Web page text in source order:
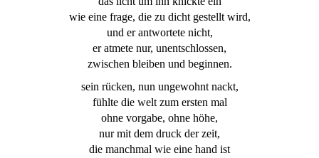
wie eine frage, die zu dicht gestellt wird,
und er antwortete nicht,
er atmete nur, unentschlossen,
zwischen bleiben und beginnen.
sein rücken, nun ungewohnt nackt,
fühlte die welt zum ersten mal
ohne vorgabe, ohne höhe,
nur mit dem druck der zeit,
die manchmal wie eine hand ist